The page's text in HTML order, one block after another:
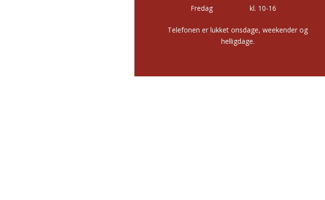
Fredag
kl. 10-16
Telefonen er lukket onsdage, weekender og
helligdage.